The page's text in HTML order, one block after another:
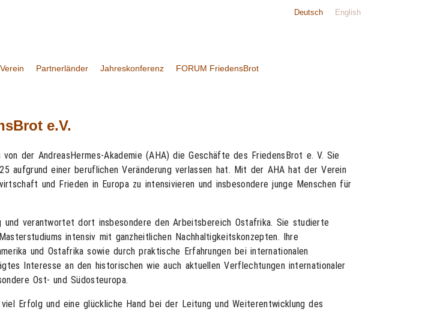
Deutsch English
Partnerländer Jahreskonferenz FORUM FriedensBrot
e.V.
der AndreasHermes-Akademie (AHA) die Geschäfte des FriedensBrot e. V. Sie
aufgrund einer beruflichen Veränderung verlassen hat. Mit der AHA hat der Verein
und Frieden in Europa zu intensivieren und insbesondere junge Menschen für
verantwortet dort insbesondere den Arbeitsbereich Ostafrika. Sie studierte
intensiv mit ganzheitlichen Nachhaltigkeitskonzepten. Ihre
und Ostafrika sowie durch praktische Erfahrungen bei internationalen
Interesse an den historischen wie auch aktuellen Verflechtungen internationaler
Ost- und Südosteuropa.
Erfolg und eine glückliche Hand bei der Leitung und Weiterentwicklung des